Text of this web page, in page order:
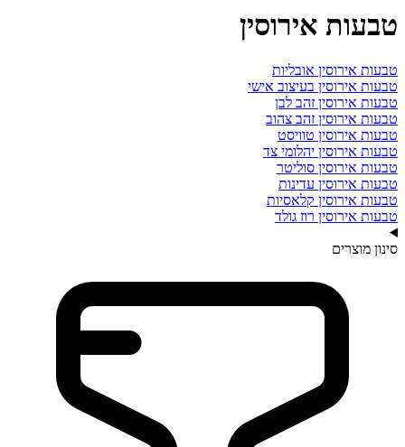
טבעות אירוסין
טבעות אירוסין אובליות
טבעות אירוסין בעיצוב אישי
טבעות אירוסין זהב לבן
טבעות אירוסין זהב צהוב
טבעות אירוסין טוויסט
טבעות אירוסין יהלומי צד
טבעות אירוסין סוליטר
טבעות אירוסין עדינות
טבעות אירוסין קלאסיות
טבעות אירוסין רוז גולד
סינון מוצרים